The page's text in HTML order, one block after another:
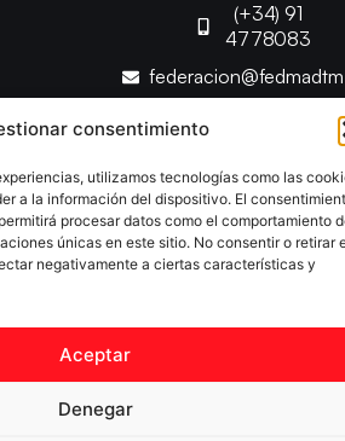
consentimiento
utilizamos tecnologías como las
a la información del dispositivo. El
procesar datos como el comportamiento
únicas en este sitio. No consentir o retirar
negativamente a ciertas características y
Aceptar
Denegar
(+34) 91
4778083
porTOOOLS
de CookiesPolítica de Privacidad
de Accesibilidad